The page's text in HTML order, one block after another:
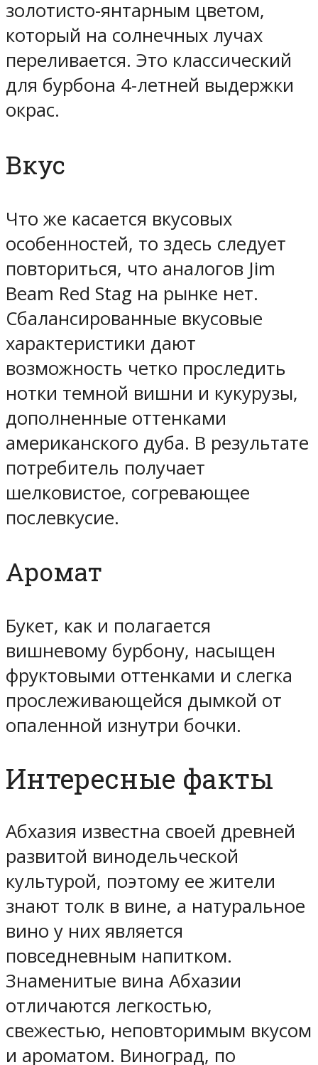
золотисто-янтарным цветом,
который на солнечных лучах
переливается. Это классический
для бурбона 4-летней выдержки
окрас.
Вкус
Что же касается вкусовых
особенностей, то здесь следует
повториться, что аналогов Jim
Beam Red Stag на рынке нет.
Сбалансированные вкусовые
характеристики дают
возможность четко проследить
нотки темной вишни и кукурузы,
дополненные оттенками
американского дуба. В результате
потребитель получает
шелковистое, согревающее
послевкусие.
Аромат
Букет, как и полагается
вишневому бурбону, насыщен
фруктовыми оттенками и слегка
прослеживающейся дымкой от
опаленной изнутри бочки.
Интересные факты
Абхазия известна своей древней
развитой винодельческой
культурой, поэтому ее жители
знают толк в вине, а натуральное
вино у них является
повседневным напитком.
Знаменитые вина Абхазии
отличаются легкостью,
свежестью, неповторимым вкусом
и ароматом. Виноград, по